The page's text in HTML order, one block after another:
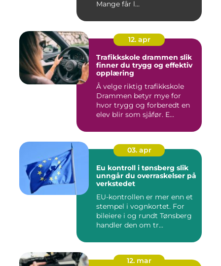
Mange får l...
12. apr
Trafikkskole drammen slik
finner du trygg og effektiv
opplæring
Å velge riktig trafikkskole
Drammen betyr mye for
hvor trygg og forberedt en
elev blir som sjåfør. E...
03. apr
Eu kontroll i tønsberg slik
unngår du overraskelser på
verkstedet
EU-kontrollen er mer enn et
stempel i vognkortet. For
bileiere i og rundt Tønsberg
handler den om tr...
12. mar